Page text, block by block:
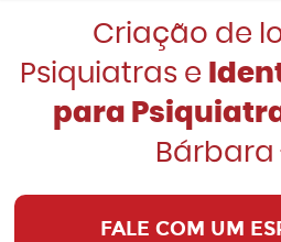
Criação de
Psiquiatras e
para
Bárbara
FALE COM UM